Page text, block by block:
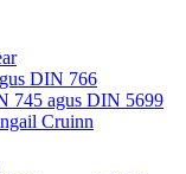
DIN 766
745 agus DIN 5699
Cruinn